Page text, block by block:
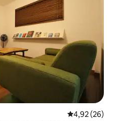
Évaluation
4,92 (26)